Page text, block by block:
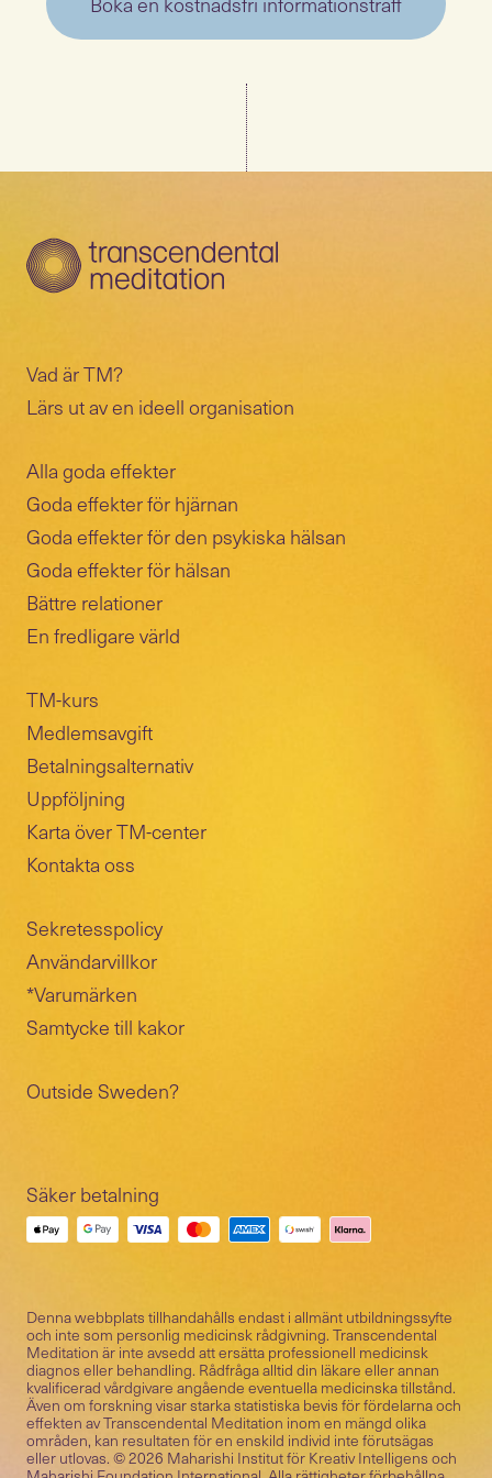
Vad är TM?
Lärs ut av en ideell organisation
Alla goda effekter
Goda effekter för hjärnan
Goda effekter för den psykiska hälsan
Goda effekter för hälsan
Bättre relationer
En fredligare värld
TM-kurs
Medlemsavgift
Betalningsalternativ
Uppföljning
Karta över TM-center
Kontakta oss
Sekretesspolicy
Användarvillkor
*Varumärken
Samtycke till kakor
Outside Sweden?
Säker betalning
Denna webbplats tillhandahålls endast i allmänt utbildningssyfte
och inte som personlig medicinsk rådgivning. Transcendental
Meditation är inte avsedd att ersätta professionell medicinsk
diagnos eller behandling. Rådfråga alltid din läkare eller annan
kvalificerad vårdgivare angående eventuella medicinska tillstånd.
Även om forskning visar starka statistiska bevis för fördelarna och
effekten av Transcendental Meditation inom en mängd olika
områden, kan resultaten för en enskild individ inte förutsägas
eller utlovas. © 2026 Maharishi Institut för Kreativ Intelligens och